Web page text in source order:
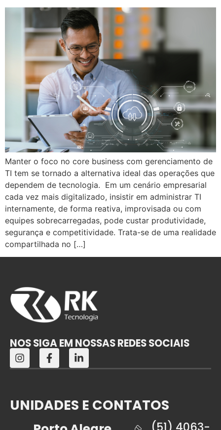
Manter o foco no core business com gerenciamento de
TI tem se tornado a alternativa ideal das operações que
dependem de tecnologia. Em um cenário empresarial
cada vez mais digitalizado, insistir em administrar TI
internamente, de forma reativa, improvisada ou com
equipes sobrecarregadas, pode custar produtividade,
segurança e competitividade. Trata-se de uma realidade
compartilhada no […]
NOS SIGA EM NOSSAS REDES SOCIAIS
UNIDADES E CONTATOS